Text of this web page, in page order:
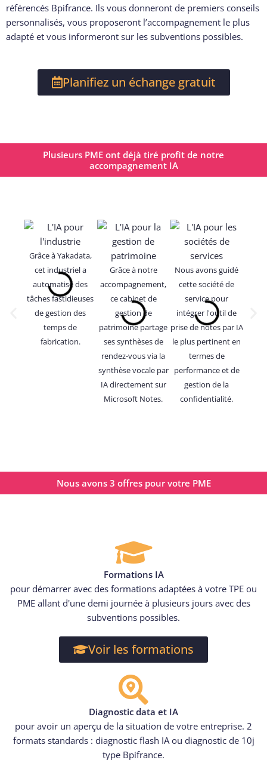
référencés Bpifrance. Ils vous donneront de premiers conseils
personnalisés, vous proposeront l’accompagnement le plus
adapté et vous informeront sur les subventions possibles.
Planifiez un échange gratuit
Plusieurs PME ont déjà tiré profit de notre
accompagnement IA
Grâce à Yakadata,
cet industriel a
automatisé des
tâches fastidieuses
de gestion des
temps de
fabrication.
Grâce à notre
accompagnement,
ce cabinet de
gestion de
patrimoine partage
ses synthèses de
rendez-vous via la
synthèse vocale par
IA directement sur
Microsoft Notes.
Nous avons guidé
cette société de
service pour
intégrer l'outil de
prise de notes par IA
le plus pertinent en
termes de
performance et de
gestion de la
confidentialité.
Nous avons 3 offres pour votre PME
Formations IA
pour démarrer avec des formations adaptées à votre TPE ou
PME allant d'une demi journée à plusieurs jours avec des
subventions possibles.
Voir les formations
Diagnostic data et IA
pour avoir un aperçu de la situation de votre entreprise. 2
formats standards : diagnostic flash IA ou diagnostic de 10j
type Bpifrance.